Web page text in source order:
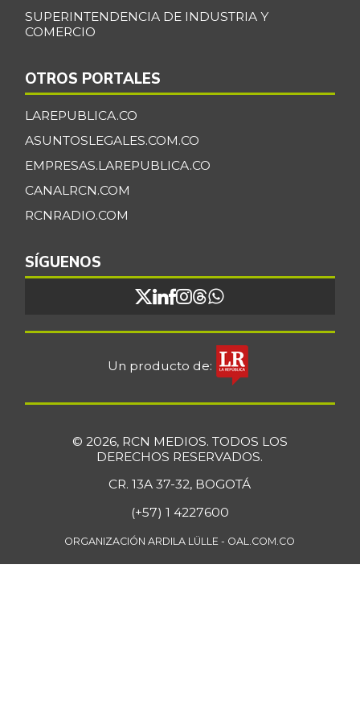
SUPERINTENDENCIA DE INDUSTRIA Y
COMERCIO
OTROS PORTALES
LAREPUBLICA.CO
ASUNTOSLEGALES.COM.CO
EMPRESAS.LAREPUBLICA.CO
CANALRCN.COM
RCNRADIO.COM
SÍGUENOS
Un producto de:
© 2026, RCN MEDIOS. TODOS LOS
DERECHOS RESERVADOS.
CR. 13A 37-32, BOGOTÁ
(+57) 1 4227600
ORGANIZACIÓN ARDILA LÜLLE - OAL.COM.CO